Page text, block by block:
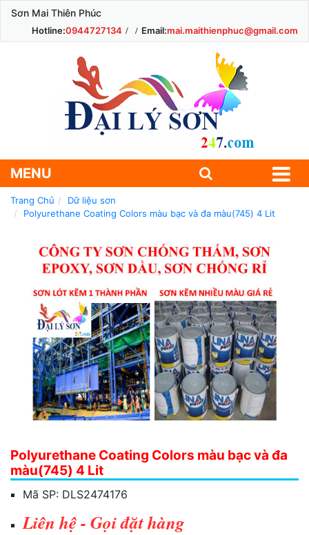
Sơn Mai Thiên Phúc
Hotline:0944727134 Email:mai.maithienphuc@gmail.com
MENU
Trang Chủ
Dữ liệu sơn
Polyurethane Coating Colors màu bạc và đa màu(745) 4 Lit
Polyurethane Coating Colors màu bạc và đa
màu(745) 4 Lit
Mã SP: DLS2474176
Liên hệ - Gọi đặt hàng